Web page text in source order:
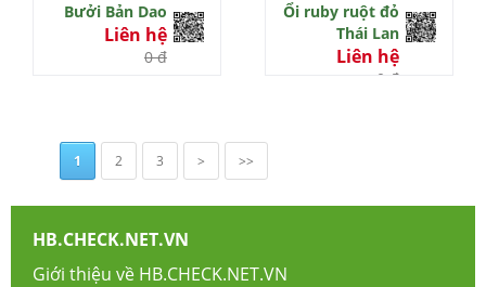
Bưởi Bản Dao
Liên hệ
0 đ
Ổi ruby ruột đỏ
Thái Lan
Liên hệ
0 đ
1 2 3 > >>
HB.CHECK.NET.VN
Giới thiệu về HB.CHECK.NET.VN